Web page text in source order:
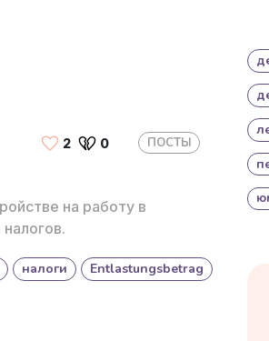
2 0 ПОСТЫ
на работу в
налоги Entlastungsbetrag